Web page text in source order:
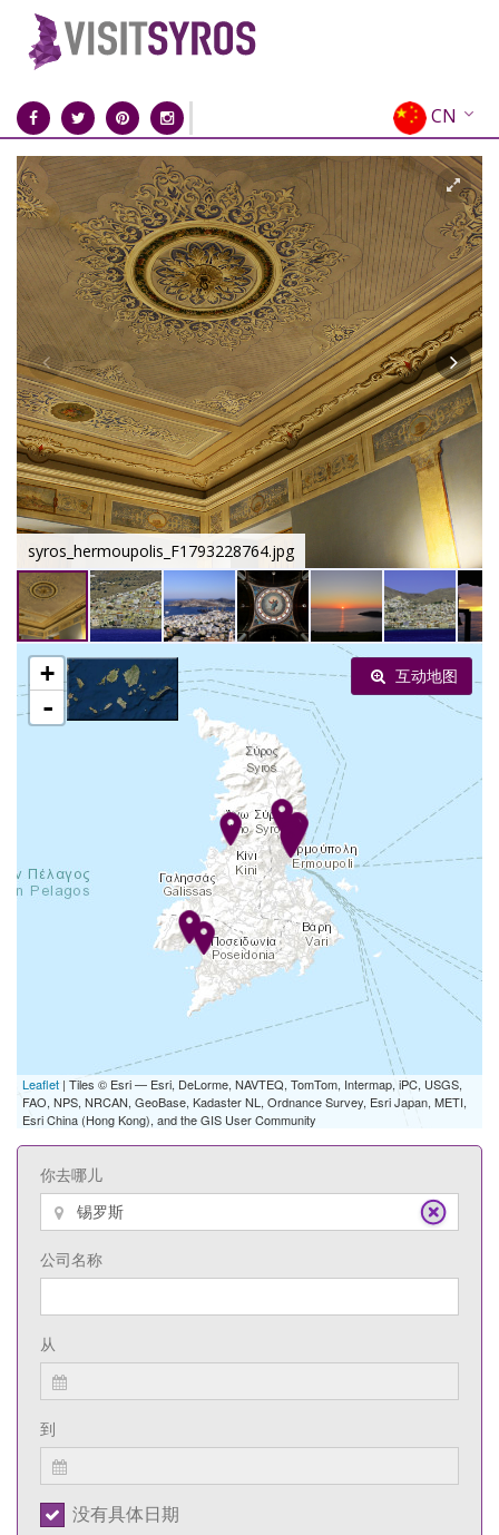
CN
EN
EL
FR
DE
IT
ES
RU
syros_hermoupolis_F1793228764.jpg
+
-
Leaflet | Tiles © Esri — Esri, DeLorme, NAVTEQ, TomTom, Intermap, iPC, USGS,
FAO, NPS, NRCAN, GeoBase, Kadaster NL, Ordnance Survey, Esri Japan, METI,
Esri China (Hong Kong), and the GIS User Community
互动地图
你去哪儿
公司名称
从
到
没有具体日期